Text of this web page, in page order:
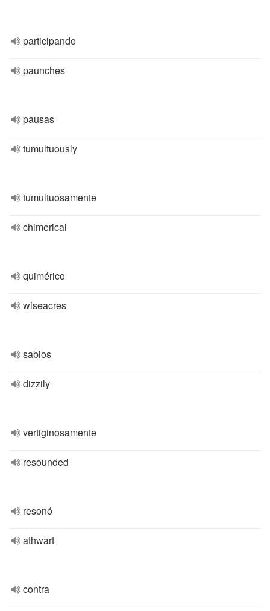
participando
paunches
pausas
tumultuously
tumultuosamente
chimerical
quimérico
wiseacres
sabios
dizzily
vertiginosamente
resounded
resonó
athwart
contra